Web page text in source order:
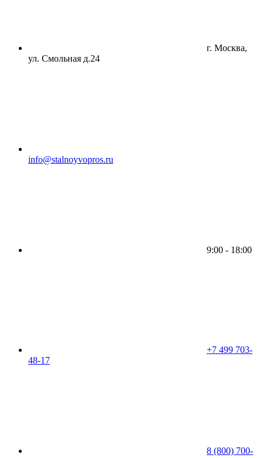
г. Москва,
ул. Смольная д.24
info@stalnoyvopros.ru
9:00 - 18:00
+7 499 703-
48-17
8 (800) 700-